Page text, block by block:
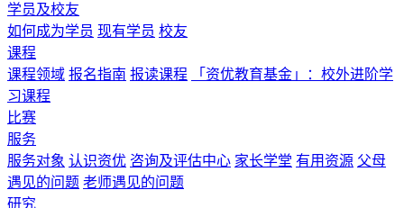
学员及校友
如何成为学员 现有学员 校友
课程
课程领域 报名指南 报读课程
「资优教育基金」：校外进阶学
习课程
比赛
服务
服务对象 认识资优 咨询及评估中心 家长学堂 有用资源 父母
遇见的问题 老师遇见的问题
研究